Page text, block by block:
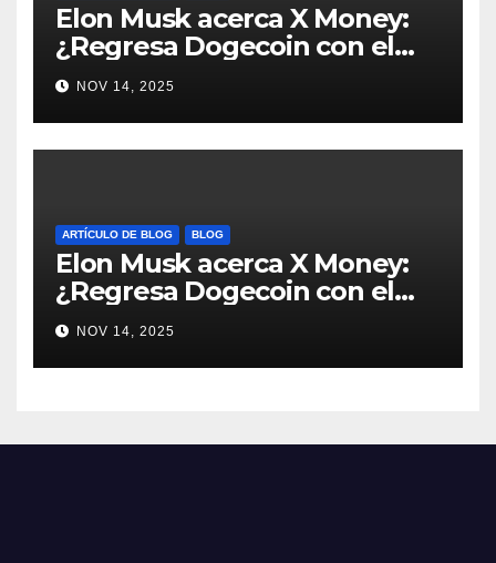
Elon Musk acerca X Money:
¿Regresa Dogecoin con el
nuevo pago nativo? #Cripto
#Dogecoin
NOV 14, 2025
ARTÍCULO DE BLOG BLOG
Elon Musk acerca X Money:
¿Regresa Dogecoin con el
nuevo pago nativo? #Cripto
#Dogecoin
NOV 14, 2025